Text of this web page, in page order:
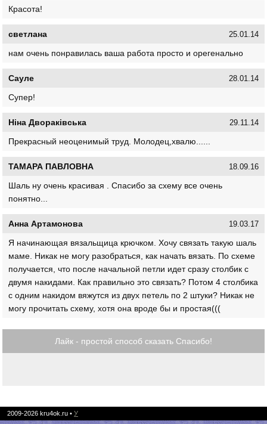
Красота!
светлана 25.01.14
нам очень понравилась ваша работа просто и орегенально
Сауле 28.01.14
Супер!
Ніна Двораківська 29.11.14
Прекрасный неоценимый труд. Молодец,хвалю......
ТАМАРА ПАВЛОВНА 18.09.16
Шаль ну очень красивая . Спасибо за схему все очень
понятно...
Анна Артамонова 19.03.17
Я начинающая вязальщица крючком. Хочу связать такую шаль
маме. Никак не могу разобраться, как начать вязать. По схеме
получается, что после начальной петли идет сразу столбик с
двумя накидами. Как правильно это связать? Потом 4 столбика
с одним накидом вяжутся из двух петель по 2 штуки? Никак не
могу прочитать схему, хотя она вроде бы и простая(((
Лайк - простой способ сказать Спасибо!
2009-2026 kru4ok.ru • У